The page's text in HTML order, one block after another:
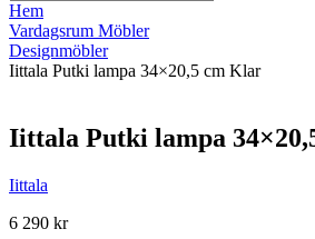
Hem
Vardagsrum Möbler
Designmöbler
Iittala Putki lampa 34×20,5 cm Klar
Iittala Putki lampa
Iittala
6 290 kr